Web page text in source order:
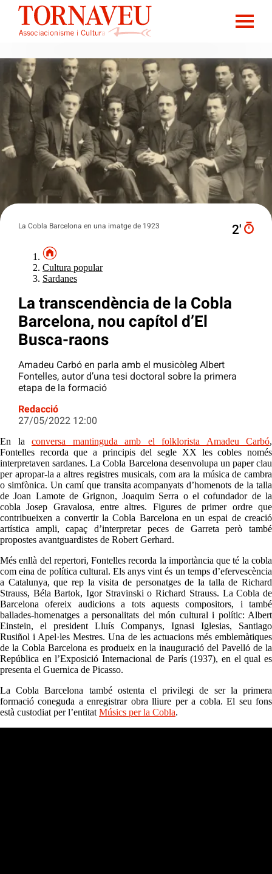
La Cobla Barcelona en una imatge de 1923 2′
Cultura popular
Sardanes
La transcendència de la Cobla
Barcelona, nou capítol d’El
Busca-raons
Amadeu Carbó en parla amb el musicòleg Albert
Fontelles, autor d’una tesi doctoral sobre la primera
etapa de la formació
Redacció
27/05/2022 12:00
En la conversa mantinguda amb el folklorista Amadeu Carbó,
Fontelles recorda que a principis del segle XX les cobles només
interpretaven sardanes. La Cobla Barcelona desenvolupa un paper clau
per apropar-la a altres registres musicals, com ara la música de cambra
o simfònica. Un camí que transita acompanyats d’homenots de la talla
de Joan Lamote de Grignon, Joaquim Serra o el cofundador de la
cobla Josep Gravalosa, entre altres. Figures de primer ordre que
contribueixen a convertir la Cobla Barcelona en un espai de creació
artística ampli, capaç d’interpretar peces de Garreta però també
propostes avantguardistes de Robert Gerhard.
Més enllà del repertori, Fontelles recorda la importància que té la cobla
com eina de política cultural. Els anys vint és un temps d’efervescència
a Catalunya, que rep la visita de personatges de la talla de Richard
Strauss, Béla Bartok, Igor Stravinski o Richard Strauss. La Cobla de
Barcelona ofereix audicions a tots aquests compositors, i també
ballades-homenatges a personalitats del món cultural i polític: Albert
Einstein, el president Lluís Companys, Ignasi Iglesias, Santiago
Rusiñol i Apel·les Mestres. Una de les actuacions més emblemàtiques
de la Cobla Barcelona es produeix en la inauguració del Pavelló de la
República en l’Exposició Internacional de París (1937), en el qual es
presenta el Guernica de Picasso.
La Cobla Barcelona també ostenta el privilegi de ser la primera
formació coneguda a enregistrar obra lliure per a cobla. El seu fons
està custodiat per l’entitatMúsics per la Cobla.